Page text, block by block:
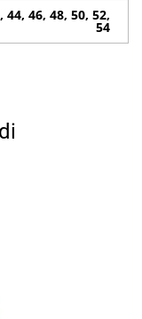
44, 46, 48, 50, 52,
54